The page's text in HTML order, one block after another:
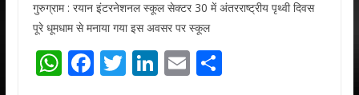
गुरुग्राम : रयान इंटरनेशनल स्कूल सेक्टर 30 में अंतरराष्ट्रीय पृथ्वी दिवस
पूरे धूमधाम से मनाया गया इस अवसर पर स्कूल
W F T Li E S